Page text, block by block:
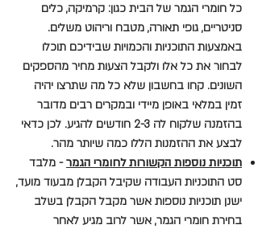
כל חומרי הגמר של הבית כגון: קרמיקה, כלים
סניטריים, גופי תאורה, מטבח וריהוט משלים.
באמצעות התוכניות והכמויות שבידיכם תוכלו
לבחור את כל אלו ולקבל הצעות מחיר מהספקים
השונים. קחו בחשבון שלא כל מה שתרצו יהיה
זמין במלאי באופן מיידי ובמקרים רבים מדובר
בהזמנה שלקוח לה 2-3 חודשים להגיע. לכן כדאי
לבצע את ההזמנות הללו כמה שיותר מהר.
תוכניות נוספות הקשורות לחומרי הגמר- מלבד
סט התוכניות העבודה שקיבל הקבלן מבעוד מועד,
ישנן תוכניות נוספות אשר מקבל הקבלן בשלב
בחירת חומרי הגמר, אשר לרוב מגיע לאחר